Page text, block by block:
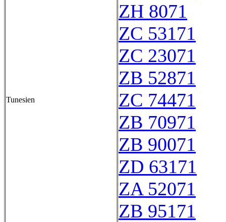
Tunesien
ZH 8071
ZC 53171
ZC 23071
ZB 52871
ZC 74471
ZB 70971
ZB 90071
ZD 63171
ZA 52071
ZB 95171